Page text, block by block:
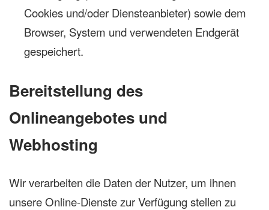
Cookies und/oder Diensteanbieter) sowie dem
Browser, System und verwendeten Endgerät
gespeichert.
Bereitstellung des
Onlineangebotes und
Webhosting
Wir verarbeiten die Daten der Nutzer, um ihnen
unsere Online-Dienste zur Verfügung stellen zu